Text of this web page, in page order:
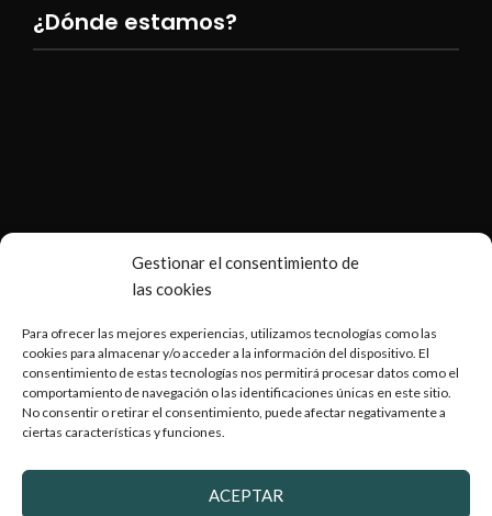
Gestionar el consentimiento de
las cookies
Para ofrecer las mejores experiencias, utilizamos tecnologías como las
cookies para almacenar y/o acceder a la información del dispositivo. El
consentimiento de estas tecnologías nos permitirá procesar datos como el
comportamiento de navegación o las identificaciones únicas en este sitio.
No consentir o retirar el consentimiento, puede afectar negativamente a
ciertas características y funciones.
ACEPTAR
¿Dónde estamos?